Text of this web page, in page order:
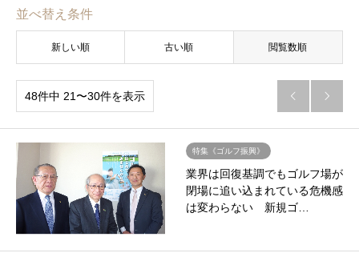
並べ替え条件
新しい順 古い順 閲覧数順
48件中 21〜30件を表示  
特集《ゴルフ振興》
業界は回復基調でもゴルフ場が
閉場に追い込まれている危機感
は変わらない 新規ゴ…